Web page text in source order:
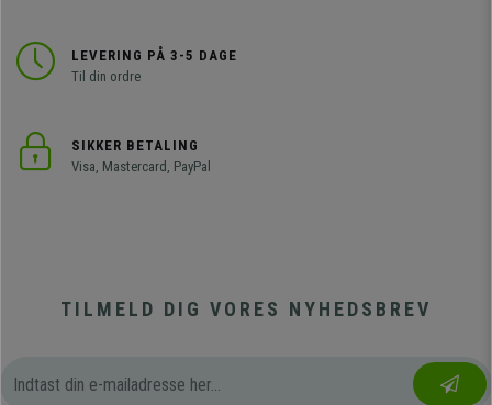
LEVERING PÅ 3-5 DAGE
Til din ordre
SIKKER BETALING
Visa, Mastercard, PayPal
TILMELD DIG VORES NYHEDSBREV